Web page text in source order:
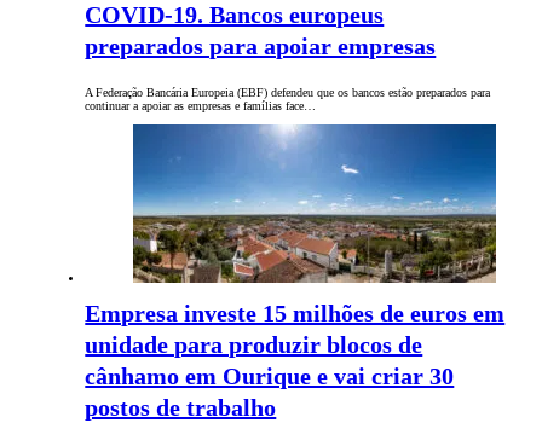
COVID-19. Bancos europeus
preparados para apoiar empresas
A Federação Bancária Europeia (EBF) defendeu que os bancos estão preparados para
continuar a apoiar as empresas e famílias face…
Empresa investe 15 milhões de euros em
unidade para produzir blocos de
cânhamo em Ourique e vai criar 30
postos de trabalho